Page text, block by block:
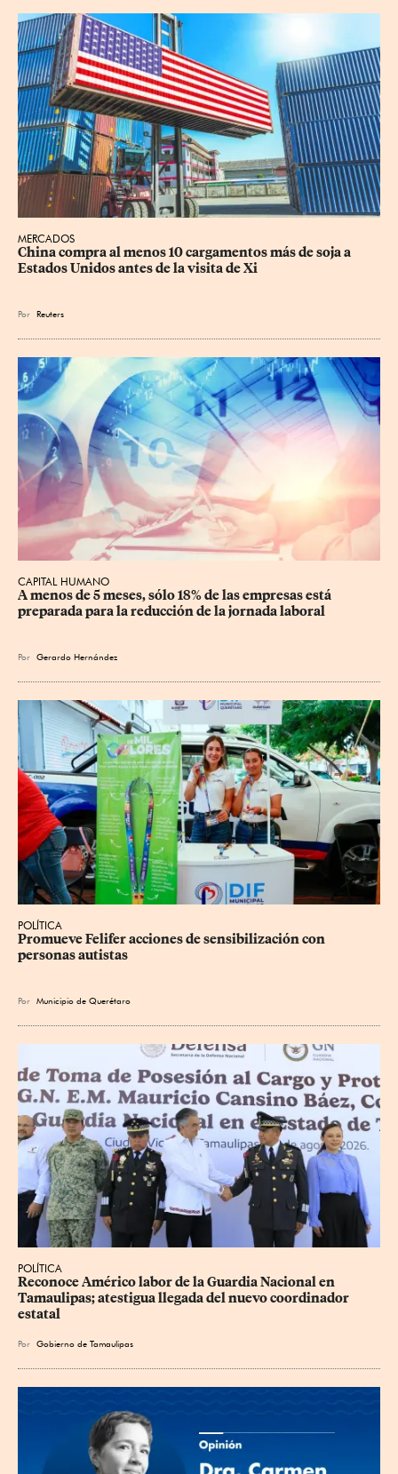
MERCADOS
China compra al menos 10 cargamentos más de soja a
Estados Unidos antes de la visita de Xi
Por Reuters
CAPITAL HUMANO
A menos de 5 meses, sólo 18% de las empresas está
preparada para la reducción de la jornada laboral
Por Gerardo Hernández
POLÍTICA
Promueve Felifer acciones de sensibilización con
personas autistas
Por Municipio de Querétaro
POLÍTICA
Reconoce Américo labor de la Guardia Nacional en
Tamaulipas; atestigua llegada del nuevo coordinador
estatal
Por Gobierno de Tamaulipas